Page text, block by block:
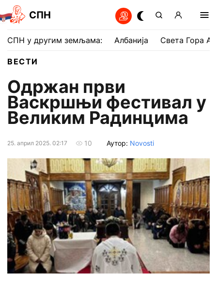
СПН
СПН у другим земљама: Албанија Света Гора
ВЕСТИ
Одржан први
Васкршњи фестивал у
Великим Радинцима
25. април 2025. 02:17 10 Аутор: Novosti